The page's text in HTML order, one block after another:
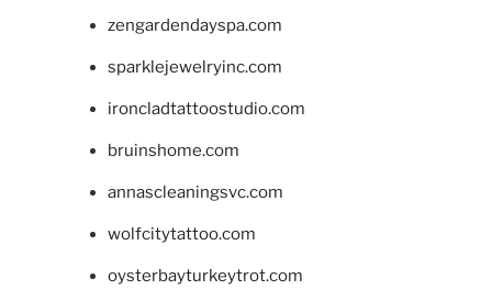
zengardendayspa.com
sparklejewelryinc.com
ironcladtattoostudio.com
bruinshome.com
annascleaningsvc.com
wolfcitytattoo.com
oysterbayturkeytrot.com